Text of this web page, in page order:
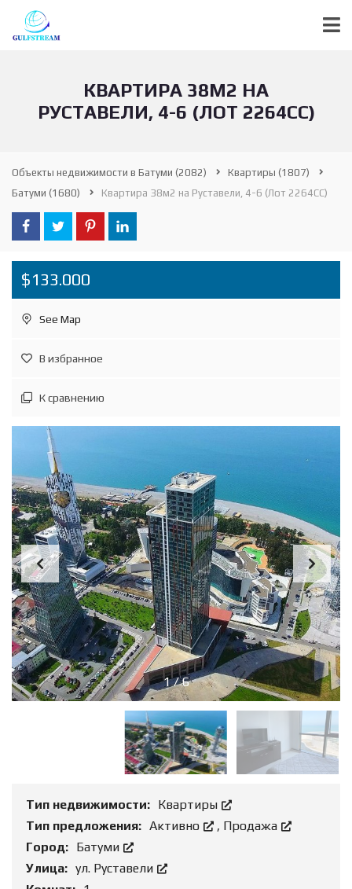
КВАРТИРА 38М2 НА
РУСТАВЕЛИ, 4-6 (ЛОТ 2264СС)
Объекты недвижимости в Батуми (2082) Квартиры (1807)
Батуми (1680) Квартира 38м2 на Руставели, 4-6 (Лот 2264СС)
$133.000
See Map
В избранное
К сравнению
1/6
Тип недвижимости: Квартиры
Тип предложения: Активно , Продажа
Город: Батуми
Улица: ул. Руставели